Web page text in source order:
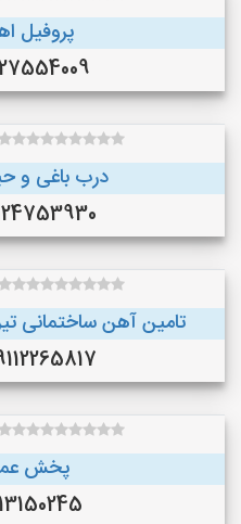
پروفیل
09127554009
درب باغی و
09124753930
تامین آهن ساختمانی
09112265817
پخش
09113150245